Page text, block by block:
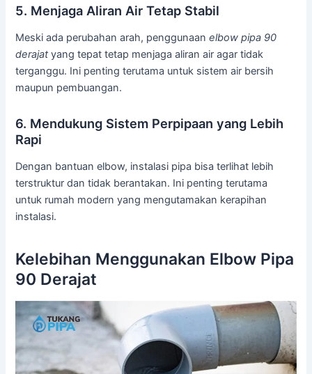
5. Menjaga Aliran Air Tetap Stabil
Meski ada perubahan arah, penggunaanelbow pipa 90
derajatyang tepat tetap menjaga aliran air agar tidak
terganggu. Ini penting terutama untuk sistem air bersih
maupun pembuangan.
6. Mendukung Sistem Perpipaan yang Lebih
Rapi
Dengan bantuan elbow, instalasi pipa bisa terlihat lebih
terstruktur dan tidak berantakan. Ini penting terutama
untuk rumah modern yang mengutamakan kerapihan
instalasi.
Kelebihan Menggunakan Elbow Pipa
90 Derajat